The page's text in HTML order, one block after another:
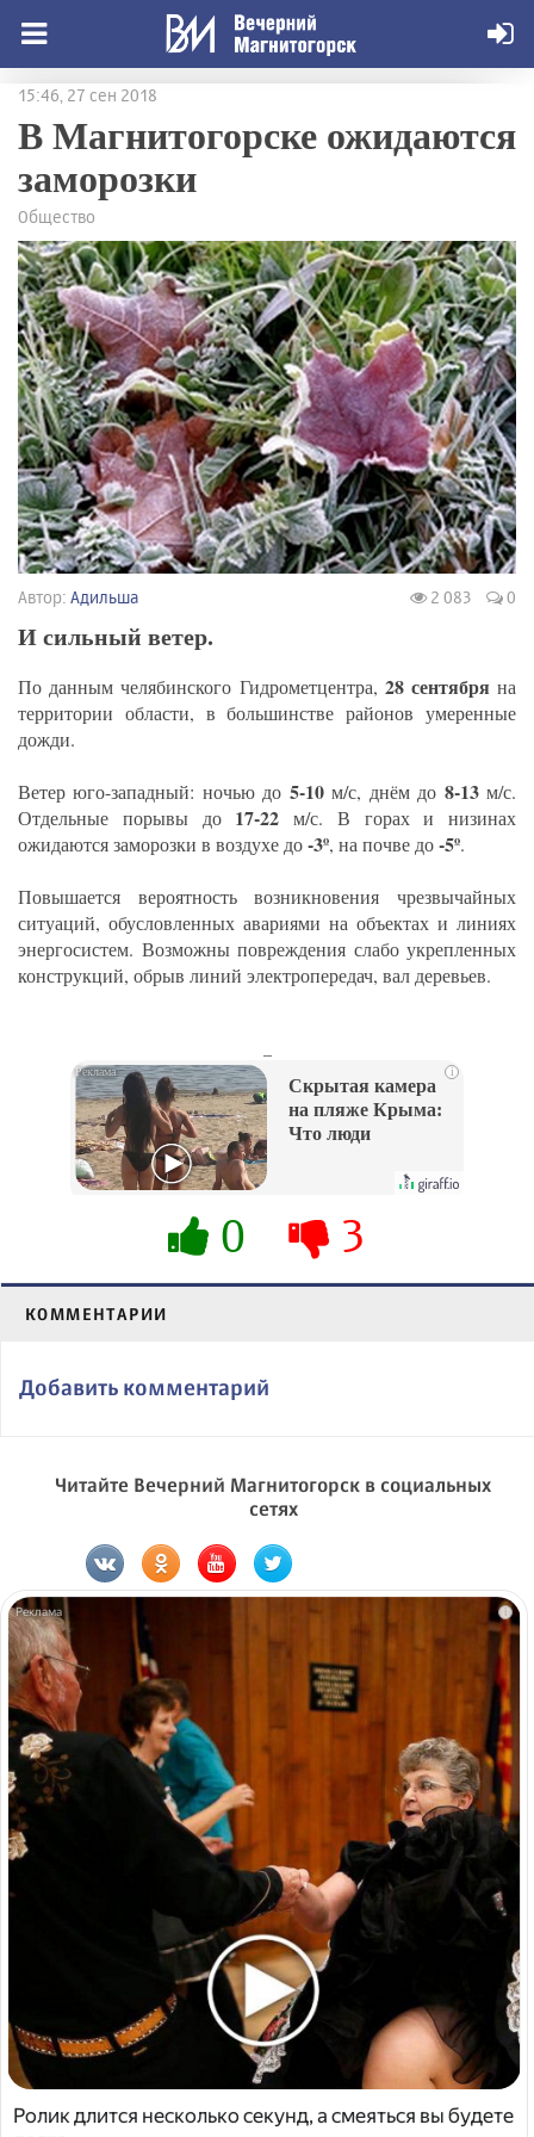
15:46, 27 сен 2018
В Магнитогорске ожидаются
заморозки
Общество
Автор: Адильша 2 083 0
И сильный ветер.
По данным челябинского Гидрометцентра, 28 сентябряна
территории области, в большинстве районов умеренные
дожди.
Ветер юго-западный: ночью до 5-10м/с, днём до 8-13м/с.
Отдельные порывы до 17-22 м/с. В горах и низинах
ожидаются заморозки в воздухе до-3º, на почве до-5º.
Повышается вероятность возникновения чрезвычайных
ситуаций, обусловленных авариями на объектах и линиях
энергосистем. Возможны повреждения слабо укрепленных
конструкций, обрыв линий электропередач, вал деревьев.
i
Скрытая камера
на пляже Крыма:
Что люди
их не видят...
0 3
КОММЕНТАРИИ
Добавить комментарий
Читайте Вечерний Магнитогорск в социальных
сетях
i
Ролик длится несколько секунд, а смеяться вы будете